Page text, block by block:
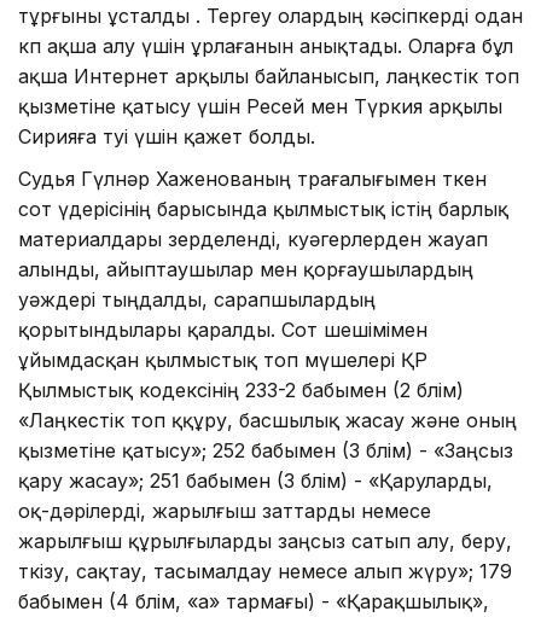
тұрғыны ұсталды . Тергеу олардың кәсіпкерді одан
көп ақша алу үшін ұрлағанын анықтады. Оларға бұл
ақша Интернет арқылы байланысып, лаңкестік топ
қызметіне қатысу үшін Ресей мен Түркия арқылы
Сирияға өтуі үшін қажет болды.
Судья Гүлнәр Хаженованың төрағалығымен өткен
сот үдерісінің барысында қылмыстық істің барлық
материалдары зерделенді, куәгерлерден жауап
алынды, айыптаушылар мен қорғаушылардың
уәждері тыңдалды, сарапшылардың
қорытындылары қаралды. Сот шешімімен
ұйымдасқан қылмыстық топ мүшелері ҚР
Қылмыстық кодексінің 233-2 бабымен (2 бөлім)
«Лаңкестік топ ққұру, басшылық жасау және оның
қызметіне қатысу»; 252 бабымен (3 бөлім) - «Заңсыз
қару жасау»; 251 бабымен (3 бөлім) - «Қаруларды,
оқ-дәрілерді, жарылғыш заттарды немесе
жарылғыш құрылғыларды заңсыз сатып алу, беру,
өткізу, сақтау, тасымалдау немесе алып жүру»; 179
бабымен (4 бөлім, «а» тармағы) - «Қарақшылық»,